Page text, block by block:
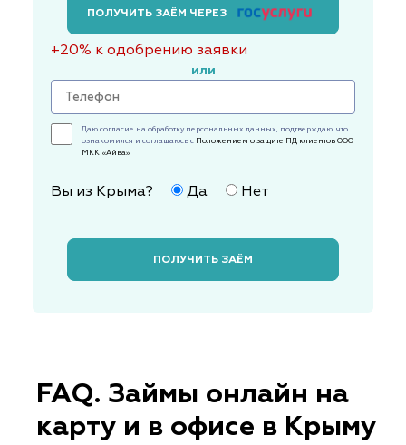
ПОЛУЧИТЬ ЗАЁМ ЧЕРЕЗ
+20% к одобрению заявки
или
Даю согласие на обработку персональных данных, подтверждаю, что
ознакомился и соглашаюсь с Положением о защите ПД клиентов ООО
МКК «Айва»
Вы из Крыма? Да Нет
ПОЛУЧИТЬ ЗАЁМ
FAQ. Займы онлайн на
карту и в офисе в Крыму